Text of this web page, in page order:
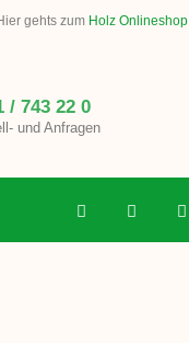
gehts zum Holz Onlineshop
/ 743 22 0
und Anfragen